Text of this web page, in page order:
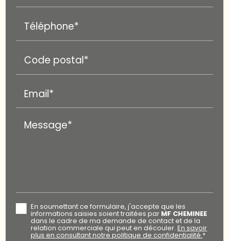
Téléphone*
Code postal*
Email*
Message*
En soumettant ce formulaire, j'accepte que les
informations saisies soient traitées par MF CHEMINEE
dans le cadre de ma demande de contact et de la
relation commerciale qui peut en découler.En savoir
plus en consultant notre politique de confidentialité.*